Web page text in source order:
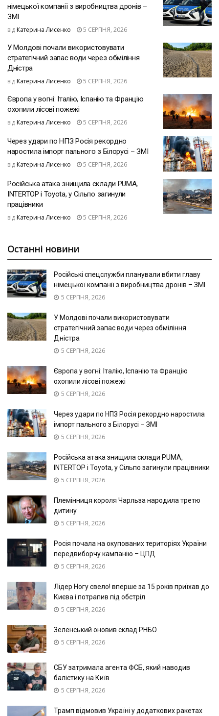
німецької компанії з виробництва дронів –
ЗМІ
від Катерина Лисенко 5 СЕРПНЯ, 2026
У Молдові почали використовувати
стратегічний запас води через обміління
Дністра
від Катерина Лисенко 5 СЕРПНЯ, 2026
Європа у вогні: Італію, Іспанію та Францію
охопили лісові пожежі
від Катерина Лисенко 5 СЕРПНЯ, 2026
Через удари по НПЗ Росія рекордно
наростила імпорт пального з Білорусі – ЗМІ
від Катерина Лисенко 5 СЕРПНЯ, 2026
Російська атака знищила склади PUMA,
INTERTOP і Toyota, у Сільпо загинули
працівники
від Катерина Лисенко 5 СЕРПНЯ, 2026
Останні новини
Російські спецслужби планували вбити главу
німецької компанії з виробництва дронів – ЗМІ
5 СЕРПНЯ, 2026
У Молдові почали використовувати
стратегічний запас води через обміління
Дністра
5 СЕРПНЯ, 2026
Європа у вогні: Італію, Іспанію та Францію
охопили лісові пожежі
5 СЕРПНЯ, 2026
Через удари по НПЗ Росія рекордно наростила
імпорт пального з Білорусі – ЗМІ
5 СЕРПНЯ, 2026
Російська атака знищила склади PUMA,
INTERTOP і Toyota, у Сільпо загинули працівники
5 СЕРПНЯ, 2026
Племінниця короля Чарльза народила третю
дитину
5 СЕРПНЯ, 2026
Росія почала на окупованих територіях України
передвиборчу кампанію – ЦПД
5 СЕРПНЯ, 2026
Лідер Ногу свело! вперше за 15 років приїхав до
Києва і потрапив під обстріл
5 СЕРПНЯ, 2026
Зеленський оновив склад РНБО
5 СЕРПНЯ, 2026
СБУ затримала агента ФСБ, який наводив
балістику на Київ
5 СЕРПНЯ, 2026
Трамп відмовив Україні у додаткових ракетах